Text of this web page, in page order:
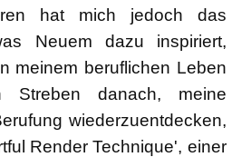
hat mich jedoch das
Neuem dazu inspiriert,
meinem beruflichen Leben
Streben danach, meine
wiederzuentdecken,
Render Technique', einer